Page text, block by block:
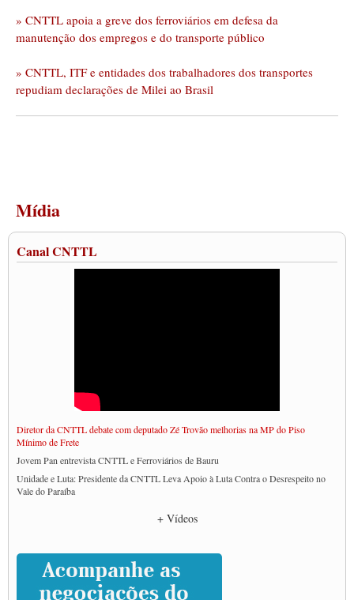
» CNTTL apoia a greve dos ferroviários em defesa da
manutenção dos empregos e do transporte público
» CNTTL, ITF e entidades dos trabalhadores dos transportes
repudiam declarações de Milei ao Brasil
Mídia
Canal CNTTL
Diretor da CNTTL debate com deputado Zé Trovão melhorias na MP do Piso
Mínimo de Frete
Jovem Pan entrevista CNTTL e Ferroviários de Bauru
Unidade e Luta: Presidente da CNTTL Leva Apoio à Luta Contra o Desrespeito no
Vale do Paraíba
Caminhoneiros prometem paralisação e cobram diálogo com Lula
CNTTL e lideranças de caminhoneiros participam de debate sobre saúde nas
rodovias
+ Vídeos